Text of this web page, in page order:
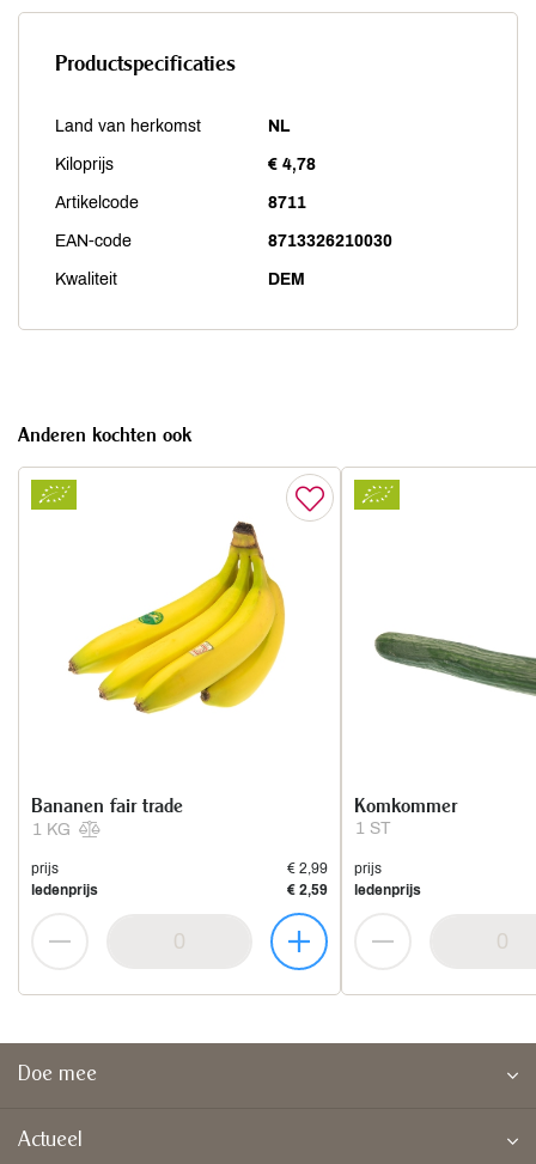
Productspecificaties
Land van herkomst NL
Kiloprijs € 4,78
Artikelcode 8711
EAN-code 8713326210030
Kwaliteit DEM
Anderen kochten ook
1 KG
Bananen fair trade
prijs
€ 2,99
ledenprijs
€ 2,59
1 ST
Komkommer
prijs
ledenprijs
Doe mee
Actueel